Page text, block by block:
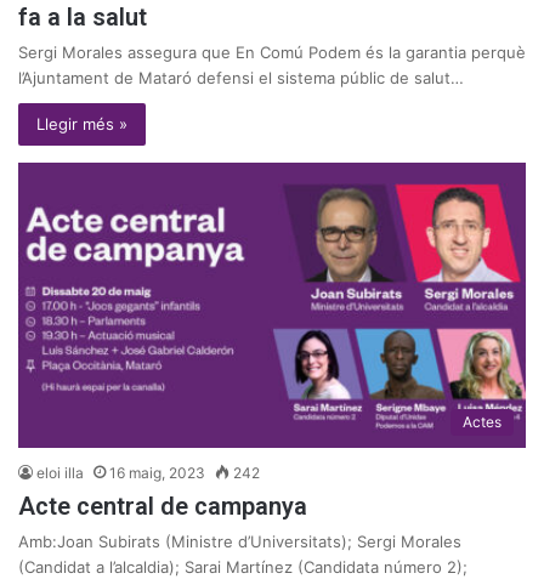
fa a la salut
Sergi Morales assegura que En Comú Podem és la garantia perquè
l’Ajuntament de Mataró defensi el sistema públic de salut…
Llegir més »
Actes
eloi illa 16 maig, 2023 242
Acte central de campanya
Amb:Joan Subirats (Ministre d’Universitats); Sergi Morales
(Candidat a l’alcaldia); Sarai Martínez (Candidata número 2);